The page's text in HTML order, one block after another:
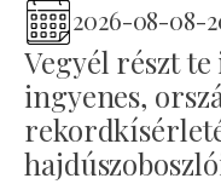
2026-08-08-
Vegyél részt
ingyenes,